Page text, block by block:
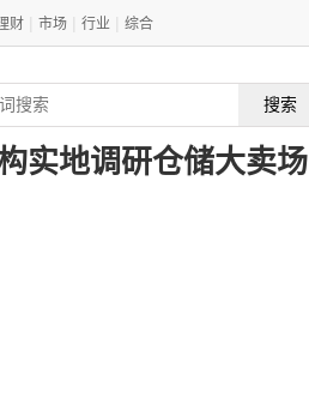
财 市场 行业 综合
搜索
实地调研仓储大卖场